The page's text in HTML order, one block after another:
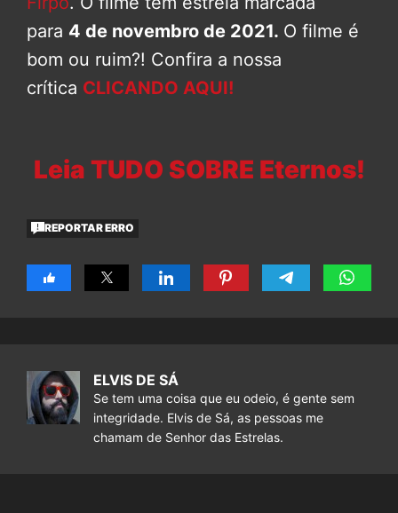
para 4 de novembro de 2021. O filme é
bom ou ruim?! Confira a nossa
crítica CLICANDO AQUI!
Leia TUDO SOBRE Eternos!
REPORTAR ERRO
ELVIS DE SÁ
Se tem uma coisa que eu odeio, é gente sem
integridade. Elvis de Sá, as pessoas me
chamam de Senhor das Estrelas.